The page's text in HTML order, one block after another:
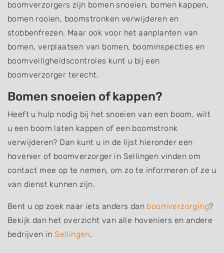
boomverzorgers zijn bomen snoeien, bomen kappen,
bomen rooien, boomstronken verwijderen en
stobbenfrezen. Maar ook voor het aanplanten van
bomen, verplaatsen van bomen, boominspecties en
boomveiligheidscontroles kunt u bij een
boomverzorger terecht.
Bomen snoeien of kappen?
Heeft u hulp nodig bij het snoeien van een boom, wilt
u een boom laten kappen of een boomstronk
verwijderen? Dan kunt u in de lijst hieronder een
hovenier of boomverzorger in Sellingen vinden om
contact mee op te nemen, om zo te informeren of ze u
van dienst kunnen zijn.
Bent u op zoek naar iets anders dan boomverzorging?
Bekijk dan het overzicht van alle hoveniers en andere
bedrijven inSellingen.